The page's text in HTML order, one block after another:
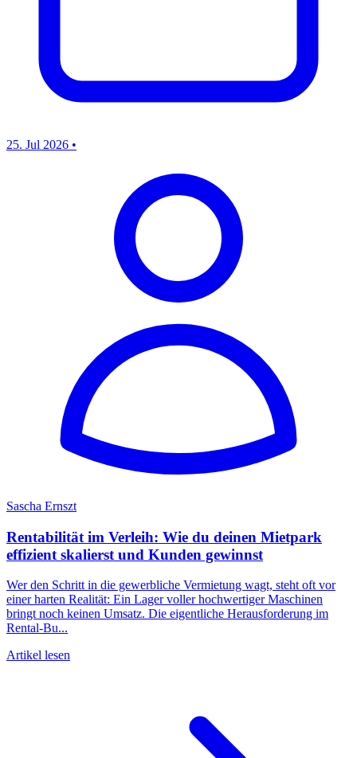
25. Jul 2026 •
Sascha Ernszt
Rentabilität im Verleih: Wie du deinen Mietpark
effizient skalierst und Kunden gewinnst
Wer den Schritt in die gewerbliche Vermietung wagt, steht oft vor
einer harten Realität: Ein Lager voller hochwertiger Maschinen
bringt noch keinen Umsatz. Die eigentliche Herausforderung im
Rental-Bu...
Artikel lesen